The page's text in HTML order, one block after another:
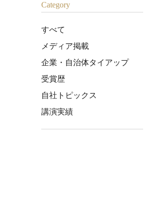
Category
すべて
メディア掲載
企業・自治体タイアップ
受賞歴
自社トピックス
講演実績